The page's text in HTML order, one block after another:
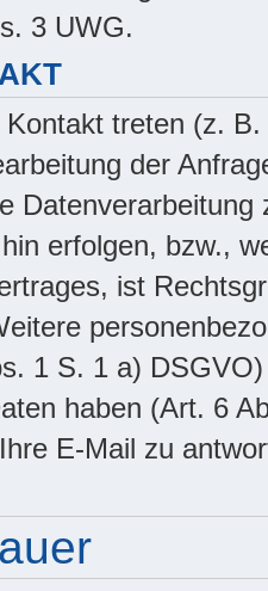
3 UWG.
treten (z.
der
erfolgen, bzw.,
ist
1 S. 1 a)
haben (Art. 6
E-Mail zu